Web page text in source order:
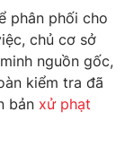
phân phối cho
chủ cơ sở
nguồn gốc,
kiểm tra đã
bản xử phạt